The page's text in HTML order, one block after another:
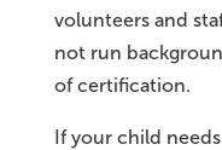
volunteers and
not run
of certification.
If your child